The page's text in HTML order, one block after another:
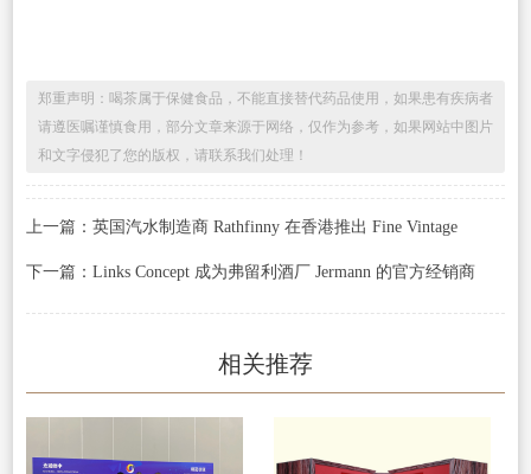
郑重声明：喝茶属于保健食品，不能直接替代药品使用，如果患有疾病者
请遵医嘱谨慎食用，部分文章来源于网络，仅作为参考，如果网站中图片
和文字侵犯了您的版权，请联系我们处理！
上一篇：英国汽水制造商 Rathfinny 在香港推出 Fine Vintage
下一篇：Links Concept 成为弗留利酒厂 Jermann 的官方经销商
相关推荐